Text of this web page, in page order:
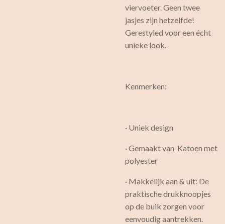
viervoeter. Geen twee
jasjes zijn hetzelfde!
Gerestyled voor een écht
unieke look.
Kenmerken:
· Uniek design
· Gemaakt van Katoen met
polyester
· Makkelijk aan & uit: De
praktische drukknoopjes
op de buik zorgen voor
eenvoudig aantrekken.